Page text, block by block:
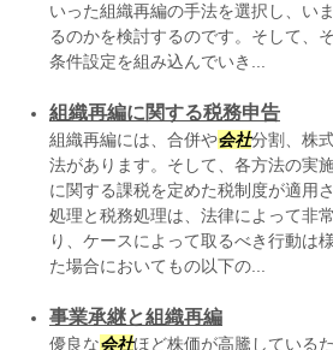
いった組織再編の手法を選択し、いま
るのかを検討するのです。そして、
条件設定を組み込んでいき...
組織再編に関する税務申告
組織再編には、合併や会社分割、株
法があります。そして、各方法の実
に関する課税を定めた税制度が適用
処理と税務処理は、法律によって非
り、ケースによって取るべき行動は
た場合においてもの以下の...
事業承継と組織再編
優良な会社ほど株価が高騰している